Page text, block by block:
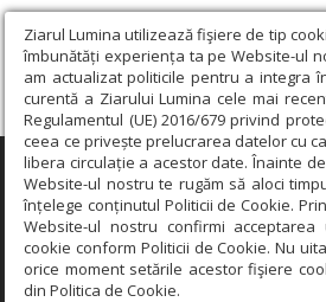
Ziarul Lumina utilizează fişiere de tip
îmbunătăți experiența ta pe Website-ul
am actualizat politicile pentru a integra
curentă a Ziarului Lumina cele mai
Regulamentul (UE) 2016/679 privind
ceea ce privește prelucrarea datelor cu
libera circulație a acestor date. Înainte
Website-ul nostru te rugăm să aloci
înțelege conținutul Politicii de Cookie.
Website-ul nostru confirmi
cookie conform Politicii de Cookie. Nu
orice moment setările acestor fişiere
din Politica de Cookie.